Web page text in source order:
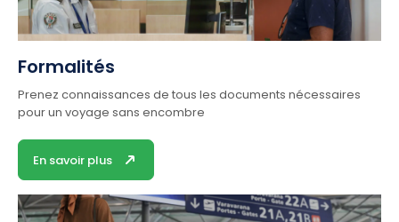
Formalités
Prenez connaissances de tous les documents nécessaires
pour un voyage sans encombre
En savoir plus